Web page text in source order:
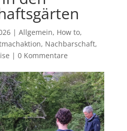
| Allgemein, How to,
, Nachbarschaft,
| 0 Kommentare